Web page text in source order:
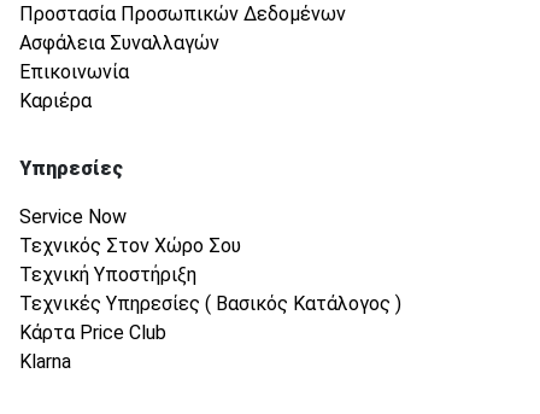
Προστασία Προσωπικών Δεδομένων
Ασφάλεια Συναλλαγών
Επικοινωνία
Καριέρα
Υπηρεσίες
Service Now
Τεχνικός Στον Χώρο Σου
Τεχνική Υποστήριξη
Τεχνικές Υπηρεσίες ( Βασικός Κατάλογος )
Κάρτα Price Club
Klarna